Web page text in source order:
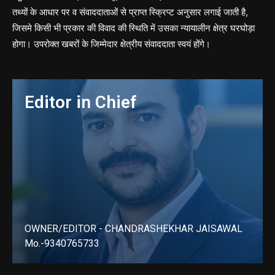
तथ्यों के आधार पर व संवाददाताओं से प्राप्त स्क्रिप्ट अनुसार लगाई जाती है,
जिसमे किसी भी प्रकार की विवाद की स्थिति में उसका न्यायालीन क्षेत्र घरघोड़ा
होगा। उपरोक्त खबरों के जिम्मेदार क्षेत्रीय संवाददाता स्वयं होंगे।
Editor in Chief
OWNER/EDITOR - CHANDRASHEKHAR JAISAWAL
Mo.-9340765733